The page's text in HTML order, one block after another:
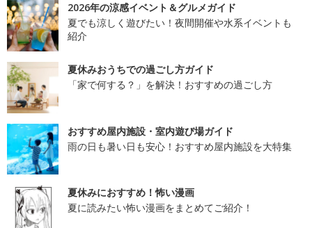
2026年の涼感イベント＆グルメガイド
夏でも涼しく遊びたい！夜間開催や水系イベントも
紹介
夏休みおうちでの過ごし方ガイド
「家で何する？」を解決！おすすめの過ごし方
おすすめ屋内施設・室内遊び場ガイド
雨の日も暑い日も安心！おすすめ屋内施設を大特集
夏休みにおすすめ！怖い漫画
夏に読みたい怖い漫画をまとめてご紹介！